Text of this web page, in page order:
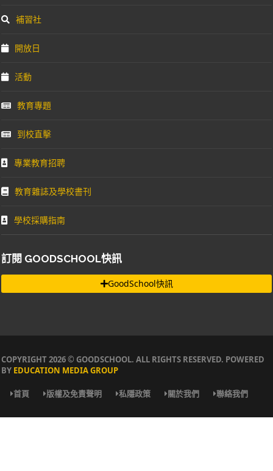
補習社
開放日
活動
教育專題
到校直擊
專業教育招聘
教育雜誌及學校書刊
學校採購指南
訂閱 GOODSCHOOL快訊
GoodSchool快訊
COPYRIGHT 2026 © GOODSCHOOL. ALL RIGHTS RESERVED. POWERED
BY EDUCATION MEDIA GROUP
首頁 版權及免責聲明 私隱政策 關於我們 聯絡我們